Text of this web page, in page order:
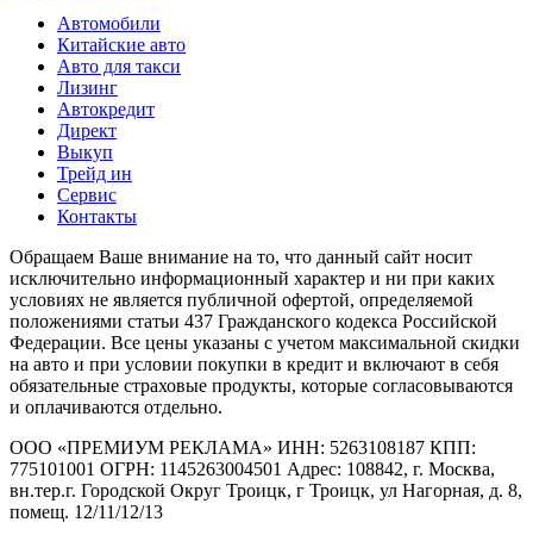
Автомобили
Китайские авто
Авто для такси
Лизинг
Автокредит
Директ
Выкуп
Трейд ин
Сервис
Контакты
Обращаем Ваше внимание на то, что данный сайт носит
исключительно информационный характер и ни при каких
условиях не является публичной офертой, определяемой
положениями статьи 437 Гражданского кодекса Российской
Федерации. Все цены указаны с учетом максимальной скидки
на авто и при условии покупки в кредит и включают в себя
обязательные страховые продукты, которые согласовываются
и оплачиваются отдельно.
ООО «ПРЕМИУМ РЕКЛАМА» ИНН: 5263108187 КПП:
775101001 ОГРН: 1145263004501 Адрес: 108842, г. Москва,
вн.тер.г. Городской Округ Троицк, г Троицк, ул Нагорная, д. 8,
помещ. 12/11/12/13